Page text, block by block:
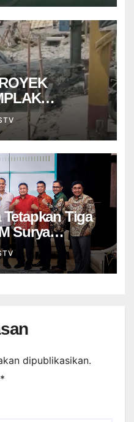
Tiga
Surya
dipublikasikan.
*